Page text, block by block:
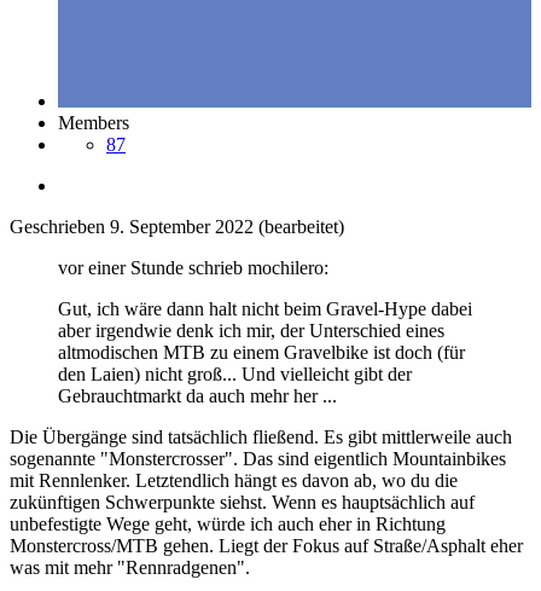
Members
87
Geschrieben 9. September 2022 (bearbeitet)
vor einer Stunde schrieb mochilero:
Gut, ich wäre dann halt nicht beim Gravel-Hype dabei
aber irgendwie denk ich mir, der Unterschied eines
altmodischen MTB zu einem Gravelbike ist doch (für
den Laien) nicht groß... Und vielleicht gibt der
Gebrauchtmarkt da auch mehr her ...
Die Übergänge sind tatsächlich fließend. Es gibt mittlerweile auch
sogenannte "Monstercrosser". Das sind eigentlich Mountainbikes
mit Rennlenker. Letztendlich hängt es davon ab, wo du die
zukünftigen Schwerpunkte siehst. Wenn es hauptsächlich auf
unbefestigte Wege geht, würde ich auch eher in Richtung
Monstercross/MTB gehen. Liegt der Fokus auf Straße/Asphalt eher
was mit mehr "Rennradgenen".